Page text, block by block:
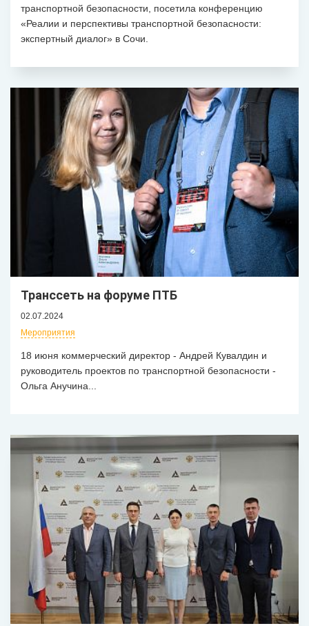
транспортной безопасности, посетила конференцию
«Реалии и перспективы транспортной безопасности:
экспертный диалог» в Сочи.
Транссеть на форуме ПТБ
02.07.2024
Мероприятия
18 июня коммерческий директор - Андрей Кувалдин и
руководитель проектов по транспортной безопасности -
Ольга Анучина...